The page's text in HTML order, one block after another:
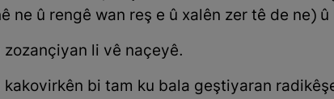
ne û rengê wan reş e û xalên zer tê de ne) û
zozançiyan li vê naçeyê.
kakovirkên bi tam ku bala geştiyaran